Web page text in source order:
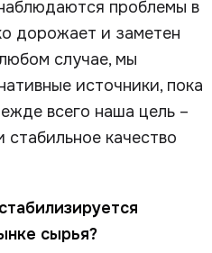
проблемы в
дорожает и заметен
случае, мы
источники, пока
всего наша цель –
стабильное качество
сырья?